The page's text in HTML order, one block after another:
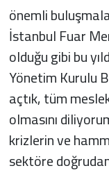
önemli
İstanbul Fuar
olduğu gibi bu
Yönetim Kurulu
açtık, tüm
olmasını
krizlerin ve
sektöre